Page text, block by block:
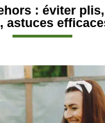
: éviter
astuces